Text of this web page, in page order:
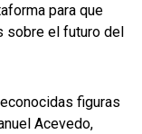
para que
sobre el futuro del
figuras
Acevedo,